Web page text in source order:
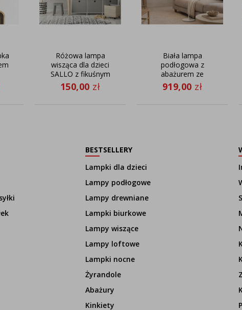
Różowa lampa
wisząca dla dzieci
SALLO z fikuśnym
abażurem
150,00 zł
Biała lampa
podłogowa z
abażurem ze
złotym wnętrzem
CANCUN GOLD
919,00 zł
BESTSELLERY
Lampki dla dzieci
Lampy podłogowe
Lampy drewniane
Lampki biurkowe
Lampy wiszące
Lampy loftowe
Lampki nocne
Żyrandole
Abażury
Kinkiety